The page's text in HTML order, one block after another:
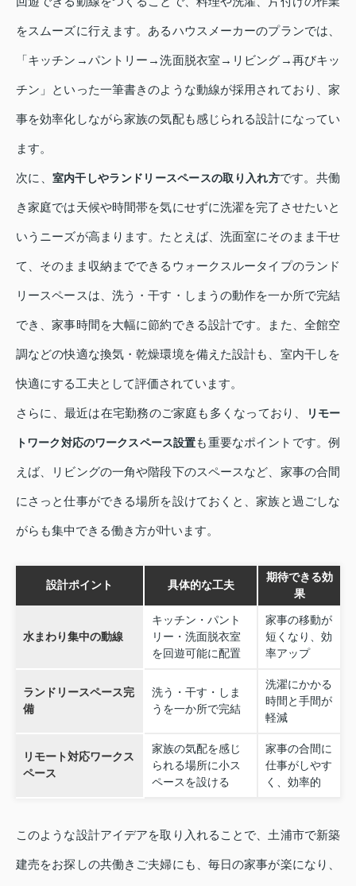
をスムーズに行えます。あるハウスメーカーのプランでは、
「キッチン→パントリー→洗面脱衣室→リビング→再びキッ
チン」といった一筆書きのような動線が採用されており、家
事を効率化しながら家族の気配も感じられる設計になってい
ます。
次に、 室内干しやランドリースペースの取り入れ方です。共働
き家庭では天候や時間帯を気にせずに洗濯を完了させたいと
いうニーズが高まります。たとえば、洗面室にそのまま干せ
て、そのまま収納までできるウォークスルータイプのランド
リースペースは、洗う・干す・しまうの動作を一か所で完結
でき、家事時間を大幅に節約できる設計です。また、全館空
調などの快適な換気・乾燥環境を備えた設計も、室内干しを
快適にする工夫として評価されています。
さらに、最近は在宅勤務のご家庭も多くなっており、 リモー
トワーク対応のワークスペース設置も重要なポイントです。例
えば、リビングの一角や階段下のスペースなど、家事の合間
にさっと仕事ができる場所を設けておくと、家族と過ごしな
がらも集中できる働き方が叶います。
設計ポイント 具体的な工夫
期待できる効
果
水まわり集中の動線
キッチン・パント
リー・洗面脱衣室
を回遊可能に配置
家事の移動が
短くなり、効
率アップ
ランドリースペース完
備
洗う・干す・しま
うを一か所で完結
洗濯にかかる
時間と手間が
軽減
リモート対応ワークス
ペース
家族の気配を感じ
られる場所に小ス
ペースを設ける
家事の合間に
仕事がしやす
く、効率的
このような設計アイデアを取り入れることで、土浦市で新築
建売をお探しの共働きご夫婦にも、毎日の家事が楽になり、